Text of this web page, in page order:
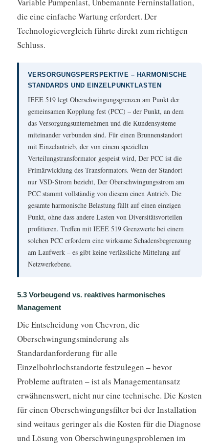
die eine einfache Wartung erfordert. Der
Technologievergleich führte direkt zum richtigen
Schluss.
VERSORGUNGSPERSPEKTIVE – HARMONISCHE
STANDARDS UND EINZELPUNKTLASTEN
IEEE 519 legt Oberschwingungsgrenzen am Punkt der
gemeinsamen Kopplung fest (PCC) – der Punkt, an dem
das Versorgungsunternehmen und die Kundensysteme
miteinander verbunden sind. Für einen Brunnenstandort
mit Einzelantrieb, der von einem speziellen
Verteilungstransformator gespeist wird, Der PCC ist die
Primärwicklung des Transformators. Wenn der Standort
nur VSD-Strom bezieht, Der Oberschwingungsstrom am
PCC stammt vollständig von diesem einen Antrieb. Die
gesamte harmonische Belastung fällt auf einen einzigen
Punkt, ohne dass andere Lasten von Diversitätsvorteilen
profitieren. Treffen mit IEEE 519 Grenzwerte bei einem
solchen PCC erfordern eine wirksame Schadensbegrenzung
am Laufwerk – es gibt keine verlässliche Mittelung auf
Netzwerkebene.
5.3 Vorbeugend vs. reaktives harmonisches
Management
Die Entscheidung von Chevron, die
Oberschwingungsminderung als
Standardanforderung für alle
Einzelbohrlochstandorte festzulegen – bevor
Probleme auftraten – ist als Managementansatz
erwähnenswert, nicht nur eine technische. Die Kosten
für einen Oberschwingungsfilter bei der Installation
sind weitaus geringer als die Kosten für die Diagnose
und Lösung von Oberschwingungsproblemen im